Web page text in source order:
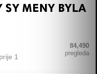
MENY BYLA
prije 1
84,490
pregleda